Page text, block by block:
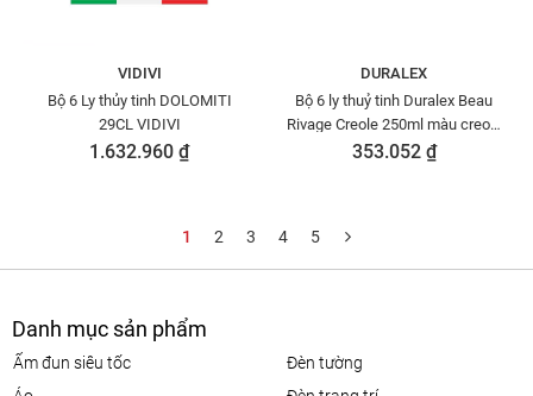
VIDIVI
Bộ 6 Ly thủy tinh DOLOMITI
29CL VIDIVI
1.632.960 ₫
DURALEX
Bộ 6 ly thuỷ tinh Duralex Beau
Rivage Creole 250ml màu creole
- 1008CR06A0111
353.052 ₫
1 2 3 4 5
Danh mục sản phẩm
ấm đun siêu tốc
đèn tường